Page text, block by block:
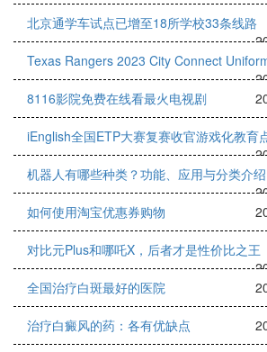
北京通学车试点已增至18所学校33条线路
Texas Rangers 2023 City Connect
8116影院免费在线看最火电视剧
iEnglish全国ETP大赛复赛收官游戏化教育
机器人有哪些种类？功能、应用与分类介绍
如何使用淘宝优惠券购物
对比元Plus和哪吒X，后者才是性价比之王
全国治疗白斑最好的医院
治疗白癜风的药：各有优缺点